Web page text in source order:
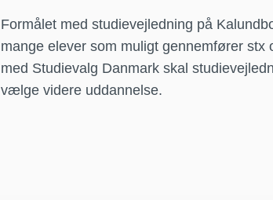
Formålet med studievejledning på
mange elever som muligt gennemfører stx
med Studievalg Danmark skal
vælge videre uddannelse.